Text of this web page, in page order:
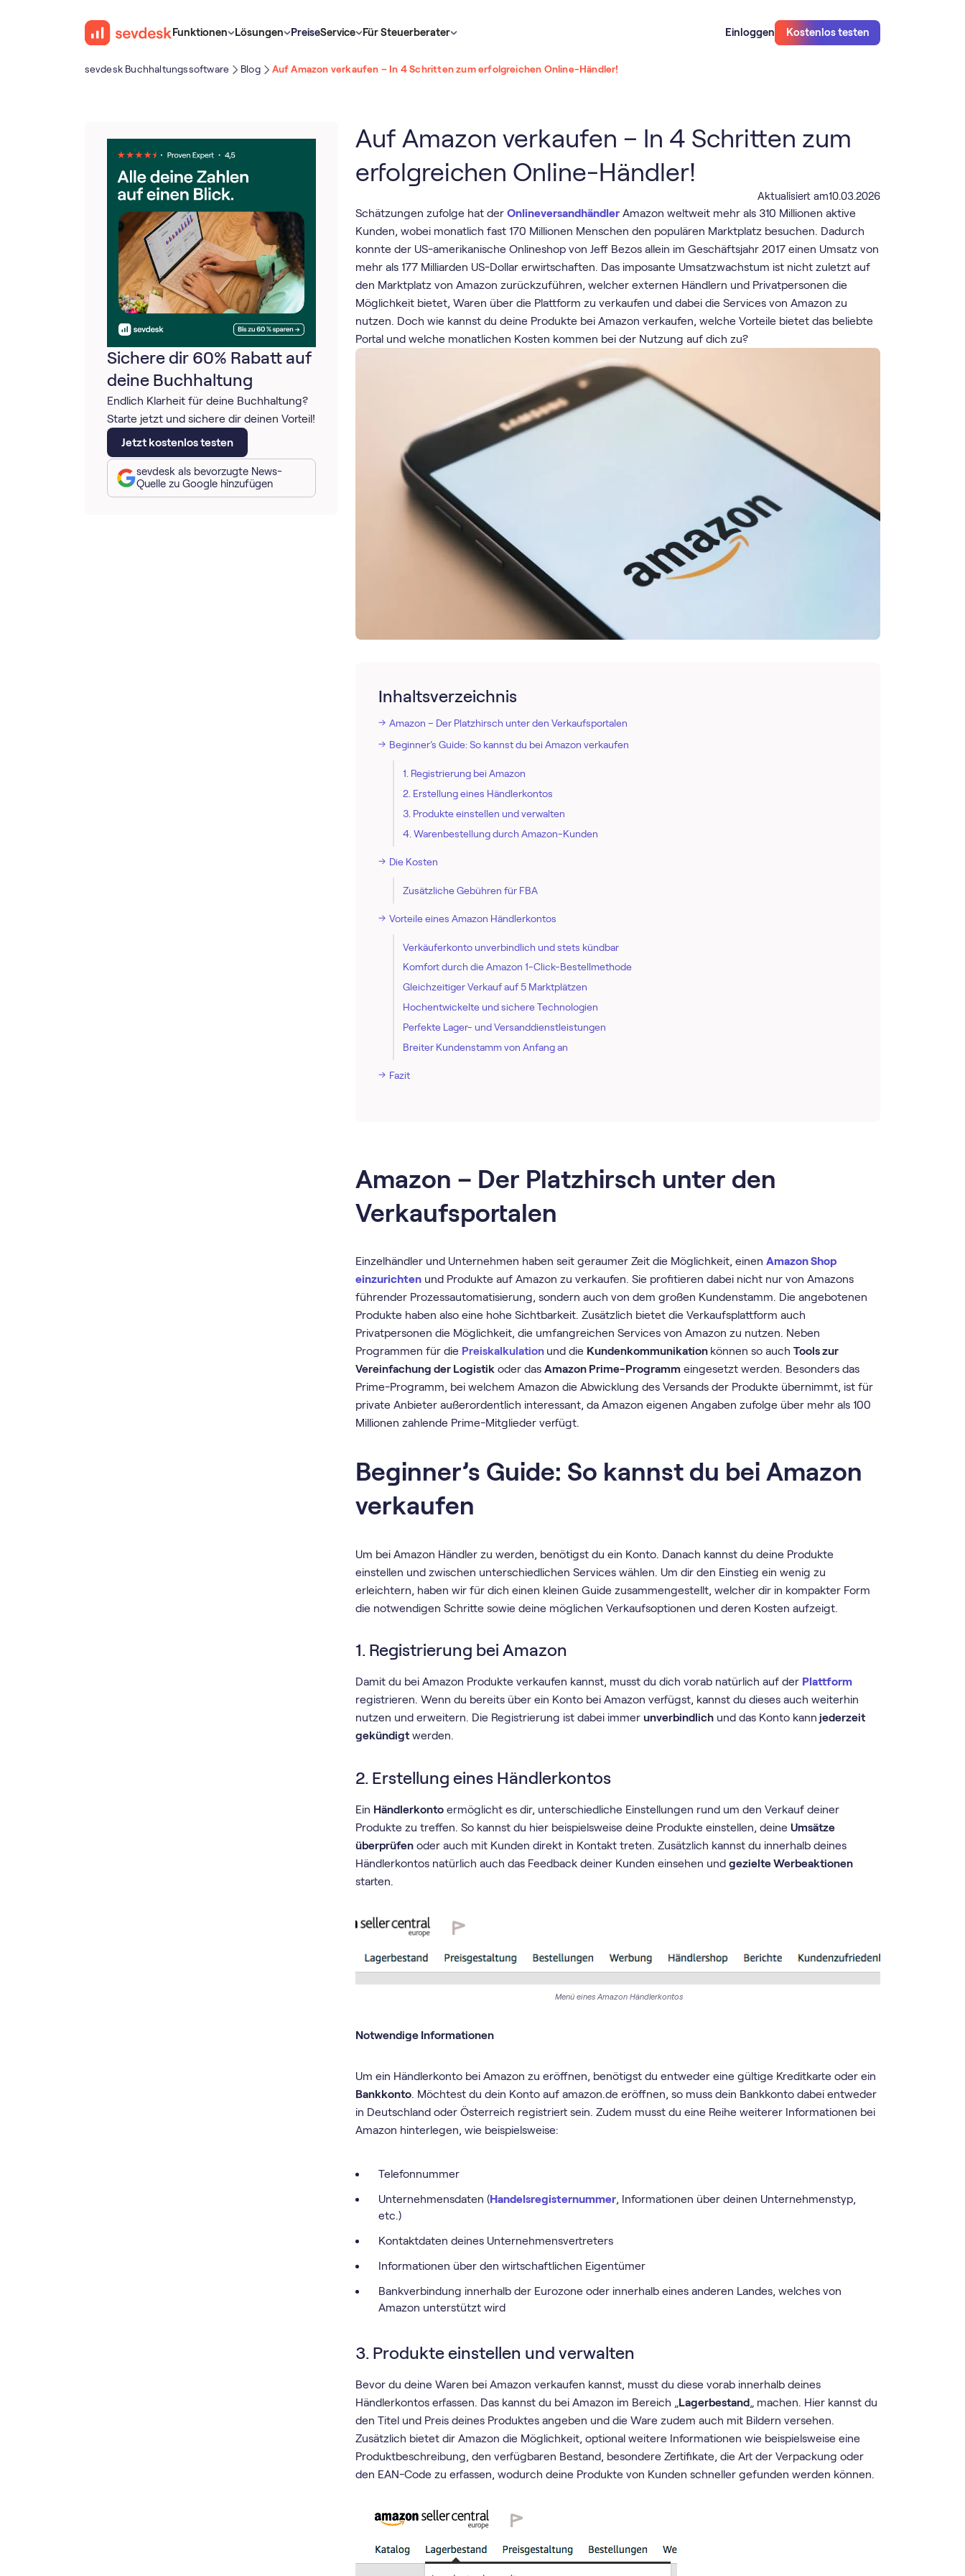
Funktionen Lösungen PreiseService Für Steuerberater Einloggen Kostenlos testen
sevdesk Buch­haltungs­software Blog Auf Amazon verkaufen – In 4 Schritten zum erfolgreichen Online-Händler!
Sichere dir 60% Rabatt auf
deine Buchhaltung
Endlich Klarheit für deine Buchhaltung?
Starte jetzt und sichere dir deinen Vorteil!
Jetzt kostenlos testen
sevdesk als bevorzugte News-
Quelle zu Google hinzufügen
Auf Amazon verkaufen – In 4 Schritten zum
erfolgreichen Online-Händler!
Aktualisiert am10.03.2026
Schätzungen zufolge hat derOnlineversandhändler Amazon weltweit mehr als 310 Millionen aktive
Kunden, wobei monatlich fast 170 Millionen Menschen den populären Marktplatz besuchen. Dadurch
konnte der US-amerikanische Onlineshop von Jeff Bezos allein im Geschäftsjahr 2017 einen Umsatz von
mehr als 177 Milliarden US-Dollar erwirtschaften. Das imposante Umsatzwachstum ist nicht zuletzt auf
den Marktplatz von Amazon zurückzuführen, welcher externen Händlern und Privatpersonen die
Möglichkeit bietet, Waren über die Plattform zu verkaufen und dabei die Services von Amazon zu
nutzen. Doch wie kannst du deine Produkte bei Amazon verkaufen, welche Vorteile bietet das beliebte
Portal und welche monatlichen Kosten kommen bei der Nutzung auf dich zu?
Inhaltsverzeichnis
Amazon – Der Platzhirsch unter den Verkaufsportalen
Beginner’s Guide: So kannst du bei Amazon verkaufen
1. Registrierung bei Amazon
2. Erstellung eines Händlerkontos
3. Produkte einstellen und verwalten
4. Warenbestellung durch Amazon-Kunden
Die Kosten
Zusätzliche Gebühren für FBA
Vorteile eines Amazon Händlerkontos
Verkäuferkonto unverbindlich und stets kündbar
Komfort durch die Amazon 1-Click-Bestellmethode
Gleichzeitiger Verkauf auf 5 Marktplätzen
Hochentwickelte und sichere Technologien
Perfekte Lager- und Versanddienstleistungen
Breiter Kundenstamm von Anfang an
Fazit
Amazon – Der Platzhirsch unter den
Verkaufsportalen
Einzelhändler und Unternehmen haben seit geraumer Zeit die Möglichkeit, einenAmazon Shop
einzurichten und Produkte auf Amazon zu verkaufen. Sie profitieren dabei nicht nur von Amazons
führender Prozessautomatisierung, sondern auch von dem großen Kundenstamm. Die angebotenen
Produkte haben also eine hohe Sichtbarkeit. Zusätzlich bietet die Verkaufsplattform auch
Privatpersonen die Möglichkeit, die umfangreichen Services von Amazon zu nutzen. Neben
Programmen für die Preiskalkulation und die Kundenkommunikation können so auchTools zur
Vereinfachung der Logistik oder dasAmazon Prime-Programm eingesetzt werden. Besonders das
Prime-Programm, bei welchem Amazon die Abwicklung des Versands der Produkte übernimmt, ist für
private Anbieter außerordentlich interessant, da Amazon eigenen Angaben zufolge über mehr als 100
Millionen zahlende Prime-Mitglieder verfügt.
Beginner’s Guide: So kannst du bei Amazon
verkaufen
Um bei Amazon Händler zu werden, benötigst du ein Konto. Danach kannst du deine Produkte
einstellen und zwischen unterschiedlichen Services wählen. Um dir den Einstieg ein wenig zu
erleichtern, haben wir für dich einen kleinen Guide zusammengestellt, welcher dir in kompakter Form
die notwendigen Schritte sowie deine möglichen Verkaufsoptionen und deren Kosten aufzeigt.
1. Registrierung bei Amazon
Damit du bei Amazon Produkte verkaufen kannst, musst du dich vorab natürlich auf der Plattform
registrieren. Wenn du bereits über ein Konto bei Amazon verfügst, kannst du dieses auch weiterhin
nutzen und erweitern. Die Registrierung ist dabei immerunverbindlich und das Konto kann jederzeit
gekündigt werden.
2. Erstellung eines Händlerkontos
Ein Händlerkonto ermöglicht es dir, unterschiedliche Einstellungen rund um den Verkauf deiner
Produkte zu treffen. So kannst du hier beispielsweise deine Produkte einstellen, deineUmsätze
überprüfen oder auch mit Kunden direkt in Kontakt treten. Zusätzlich kannst du innerhalb deines
Händlerkontos natürlich auch das Feedback deiner Kunden einsehen undgezielte Werbeaktionen
starten.
Menü eines Amazon Händlerkontos
Notwendige Informationen
Um ein Händlerkonto bei Amazon zu eröffnen, benötigst du entweder eine gültige Kreditkarte oder ein
Bankkonto. Möchtest du dein Konto auf amazon.de eröffnen, so muss dein Bankkonto dabei entweder
in Deutschland oder Österreich registriert sein. Zudem musst du eine Reihe weiterer Informationen bei
Amazon hinterlegen, wie beispielsweise:
Telefonnummer
Unternehmensdaten (Handelsregisternummer, Informationen über deinen Unternehmenstyp,
etc.)
Kontaktdaten deines Unternehmensvertreters
Informationen über den wirtschaftlichen Eigentümer
Bankverbindung innerhalb der Eurozone oder innerhalb eines anderen Landes, welches von
Amazon unterstützt wird
3. Produkte einstellen und verwalten
Bevor du deine Waren bei Amazon verkaufen kannst, musst du diese vorab innerhalb deines
Händlerkontos erfassen. Das kannst du bei Amazon im Bereich „Lagerbestand„ machen. Hier kannst du
den Titel und Preis deines Produktes angeben und die Ware zudem auch mit Bildern versehen.
Zusätzlich bietet dir Amazon die Möglichkeit, optional weitere Informationen wie beispielsweise eine
Produktbeschreibung, den verfügbaren Bestand, besondere Zertifikate, die Art der Verpackung oder
den EAN-Code zu erfassen, wodurch deine Produkte von Kunden schneller gefunden werden können.